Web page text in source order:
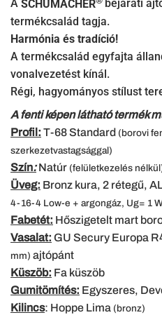
A SCHUMACHER bejárati
termékcsalád tagja.
Harmónia és tradíció!
A termékcsalád egyfajta
vonalvezetést kínál.
Régi, hagyományos stílust
A fenti képen látható termék
Profil: T-68 Standard (borovi
szerkezetvastagsággal)
Szín:Natúr (felületkezelés
Üveg: Bronz kura, 2 rétegű,
4-16-4 Low-e + argongáz, Ug= 1
Fabetét: Hőszigetelt mart
Vasalat: GU Secury Europa
mm) ajtópánt
Küszöb: Fa küszöb
Gumitömítés: Egyszeres,
Kilincs: Hoppe Lima (bronz)